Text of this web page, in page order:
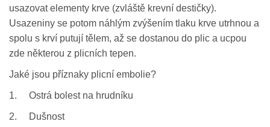
usazovat elementy krve (zvláště krevní destičky).
Usazeniny se potom náhlým zvýšením tlaku krve utrhnou a
spolu s krví putují tělem, až se dostanou do plic a ucpou
zde některou z plicních tepen.
Jaké jsou příznaky plicní embolie?
1. Ostrá bolest na hrudníku
2. Dušnost